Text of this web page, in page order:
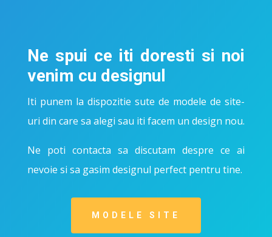
Ne spui ce iti doresti si noi
venim cu designul
Iti punem la dispozitie sute de modele de site-
uri din care sa alegi sau iti facem un design nou.
Ne poti contacta sa discutam despre ce ai
nevoie si sa gasim designul perfect pentru tine.
MODELE SITE